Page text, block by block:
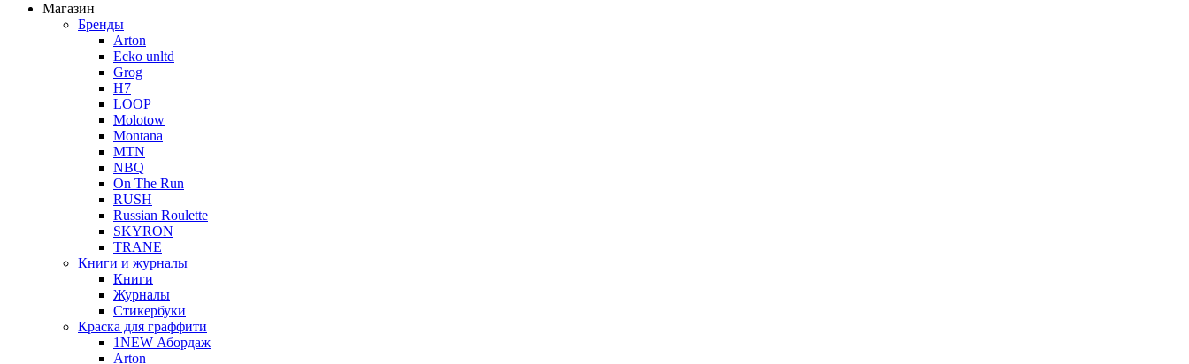
Магазин
Бренды
Arton
Ecko unltd
Grog
H7
LOOP
Molotow
Montana
MTN
NBQ
On The Run
RUSH
Russian Roulette
SKYRON
TRANE
Книги и журналы
Книги
Журналы
Стикербуки
Краска для граффити
1NEW Абордаж
Arton